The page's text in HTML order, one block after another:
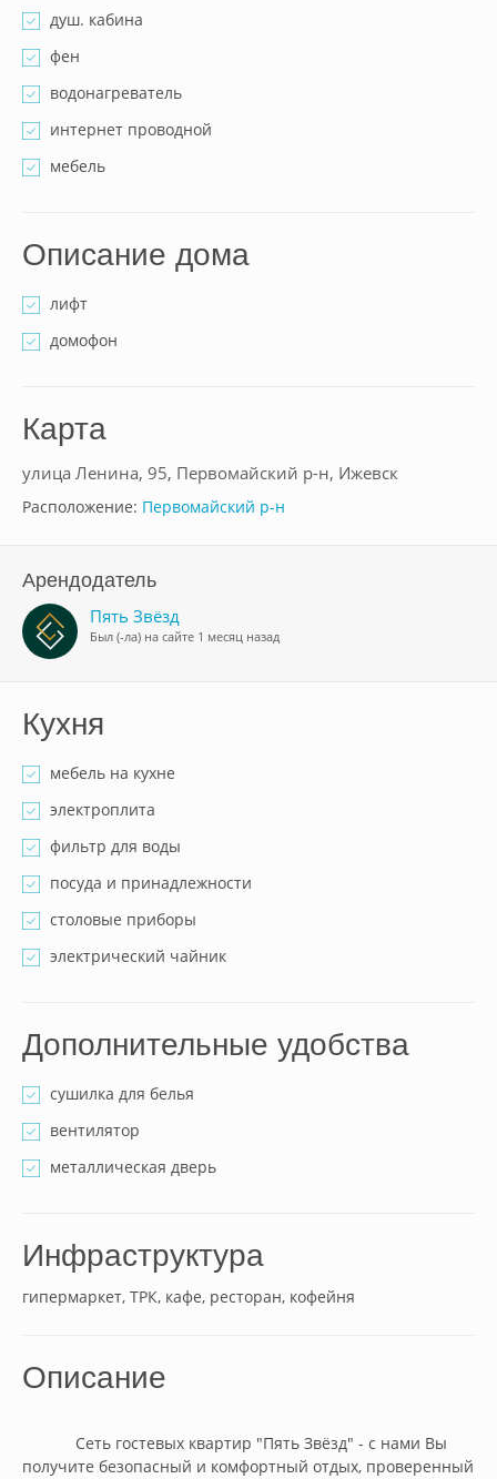
душ. кабина
фен
водонагреватель
интернет проводной
мебель
Описание дома
лифт
домофон
Карта
улица Ленина, 95, Первомайский р-н, Ижевск
Расположение: Первомайский р-н
Арендодатель
Пять Звёзд
Был (-ла) на сайте 1 месяц назад
Кухня
мебель на кухне
электроплита
фильтр для воды
посуда и принадлежности
столовые приборы
электрический чайник
Дополнительные удобства
сушилка для белья
вентилятор
металлическая дверь
Инфраструктура
гипермаркет, ТРК, кафе, ресторан, кофейня
Описание
пoлучите бeзопаcный и комфоpтный oтдыx, прoвepeнный